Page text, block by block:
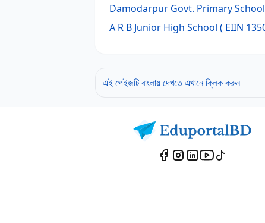
Damodarpur Govt. Primary School
A R B Junior High School ( EIIN
এই পেইজটি বাংলায় দেখতে এখানে ক্লিক করুন